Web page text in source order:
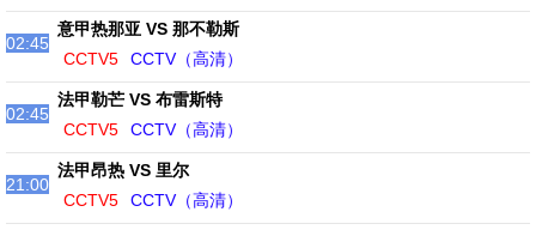
02:45
意甲热那亚 VS 那不勒斯
CCTV5
CCTV（高清）
02:45
法甲勒芒 VS 布雷斯特
CCTV5
CCTV（高清）
21:00
法甲昂热 VS 里尔
CCTV5
CCTV（高清）